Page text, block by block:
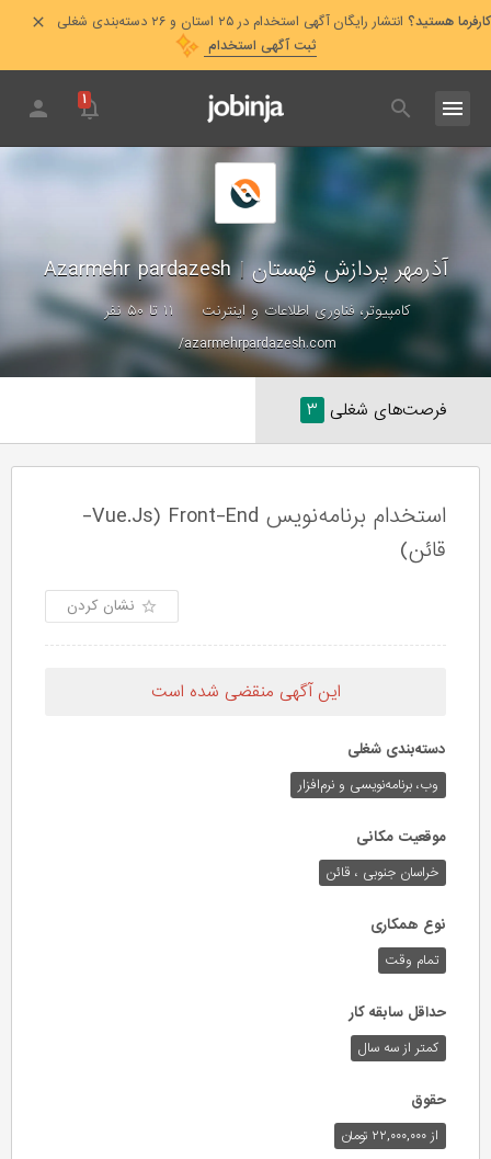
کارفرما هستید؟ انتشار رایگان آگهی استخدام در ۲۵ استان و ۲۶ دسته‌بندی شغلی
ثبت آگهی استخدام
۱
آذرمهر پردازش قهستان|
Azarmehr pardazesh
کامپیوتر، فناوری اطلاعات و اینترنت
۱۱ تا ۵۰ نفر
azarmehrpardazesh.com/
فرصت‌های شغلی ۳
استخدام برنامه‌نویس Vue.Js) Front-End-
قائن)
نشان کردن
این آگهی منقضی شده است
دسته‌بندی شغلی
وب،‌ برنامه‌نویسی و نرم‌افزار
موقعیت مکانی
خراسان جنوبی ، قائن
نوع همکاری
تمام وقت
حداقل سابقه کار
کمتر از سه سال
حقوق
از ۲۲,۰۰۰,۰۰۰ تومان